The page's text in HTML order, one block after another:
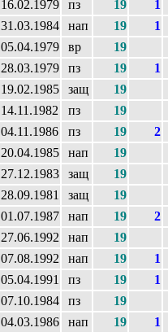
16.02.1979 пз 19 1
31.03.1984 нап 19 1
05.04.1979 вр 19
28.03.1979 пз 19 1
19.02.1985 защ 19
14.11.1982 пз 19
04.11.1986 пз 19 2
20.04.1985 нап 19
27.12.1983 защ 19
28.09.1981 защ 19
01.07.1987 нап 19 2
27.06.1992 нап 19
07.08.1992 нап 19 1
05.04.1991 пз 19 1
07.10.1984 пз 19
04.03.1986 нап 19 1